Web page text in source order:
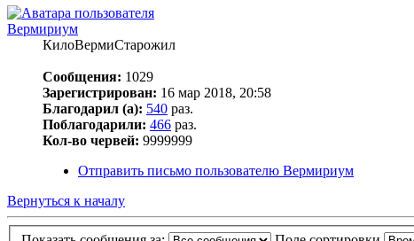
Вермириум
КилоВермиСтарожил
Сообщения: 1029
Зарегистрирован: 16 мар 2018, 20:58
Благодарил (а): 540 раз.
Поблагодарили: 466 раз.
Кол-во червей: 9999999
Отправить письмо пользователю Вермириум
Вернуться к началу